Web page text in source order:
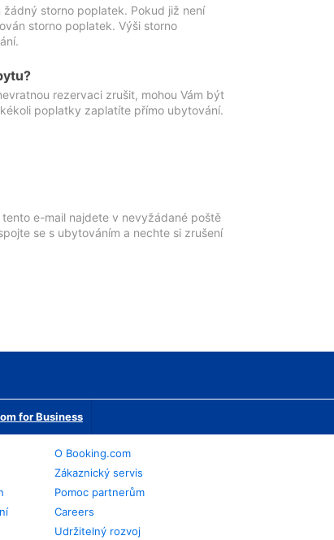
storno poplatek. Pokud již není
storno poplatek. Výši storno
rezervaci zrušit, mohou Vám být
poplatky zaplatíte přímo ubytování.
e-mail najdete v nevyžádané poště
se s ubytováním a nechte si zrušení
for Business
O Booking.com
Zákaznický servis
Pomoc partnerům
Careers
Udržitelný rozvoj